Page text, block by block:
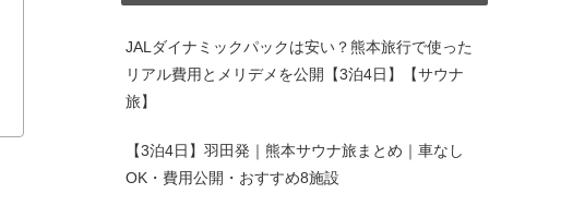
JALダイナミックパックは安い？熊本旅行で使った
リアル費用とメリデメを公開【3泊4日】【サウナ
旅】
【3泊4日】羽田発｜熊本サウナ旅まとめ｜車なし
OK・費用公開・おすすめ8施設